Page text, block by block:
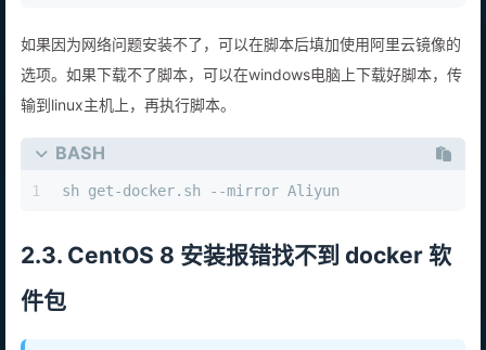
如果因为网络问题安装不了，可以在脚本后填加使用阿里云镜像的
选项。如果下载不了脚本，可以在windows电脑上下载好脚本，传
输到linux主机上，再执行脚本。
BASH
1 sh get-docker.sh --mirror Aliyun
2.3. CentOS 8 安装报错找不到 docker 软
件包